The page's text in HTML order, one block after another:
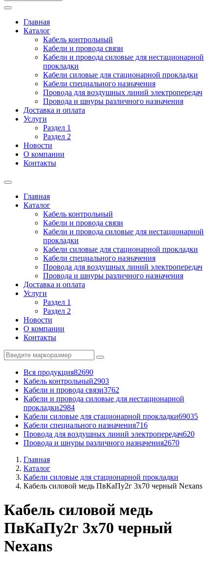
Главная
Каталог
Кабель контрольный
Кабели и провода связи
Кабели и провода силовые для нестационарной
прокладки
Кабели силовые для стационарной прокладки
Кабели специального назначения
Провода для воздушных линий электропередач
Провода и шнуры различного назначения
Доставка и оплата
Услуги
Раздел 1
Раздел 2
Новости
О компании
Контакты
Главная
Каталог
Кабель контрольный
Кабели и провода связи
Кабели и провода силовые для нестационарной
прокладки
Кабели силовые для стационарной прокладки
Кабели специального назначения
Провода для воздушных линий электропередач
Провода и шнуры различного назначения
Доставка и оплата
Услуги
Раздел 1
Раздел 2
Новости
О компании
Контакты
Вся продукция82690
Кабель контрольный2903
Кабели и провода связи3762
Кабели и провода силовые для нестационарной
прокладки2984
Кабели силовые для стационарной прокладки69035
Кабели специального назначения716
Провода для воздушных линий электропередач620
Провода и шнуры различного назначения2670
Главная
Каталог
Кабели силовые для стационарной прокладки
Кабель силовой медь ПвКаПу2г 3x70 черный Nexans
Кабель силовой медь
ПвКаПу2г 3x70 черный
Nexans